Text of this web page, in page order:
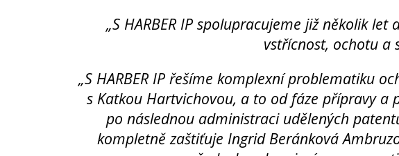
„S HARBER IP spolupracujeme již několik
vstřícnost, ochotu a
„S HARBER IP řešíme komplexní problematiku
s Katkou Hartvichovou, a to od fáze přípravy a
po následnou administraci udělených
kompletně zaštiťuje Ingrid Beránková